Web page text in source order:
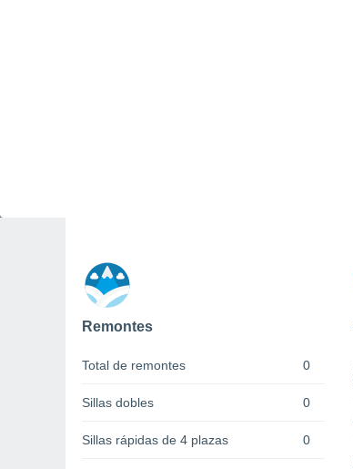
Remontes
Total de remontes 0
Sillas dobles 0
Sillas rápidas de 4 plazas 0